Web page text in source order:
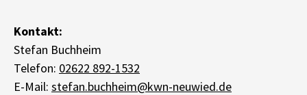
Kontakt:
Stefan Buchheim
Telefon: 02622 892-1532
E-Mail: stefan.buchheim@kwn-neuwied.de